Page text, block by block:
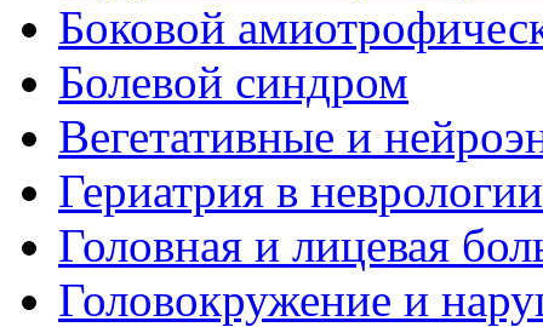
Боковой
Болевой синдром
Вегетативные и
Гериатрия в неврологии
Головная и лицевая
Головокружение и